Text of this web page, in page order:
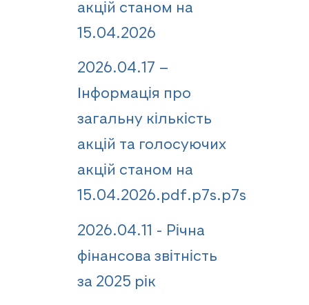
акцій станом на
15.04.2026
2026.04.17 –
Інформація про
загальну кількість
акцій та голосуючих
акцій станом на
15.04.2026.pdf.p7s.p7s
2026.04.11 - Річна
фінансова звітність
за 2025 рік